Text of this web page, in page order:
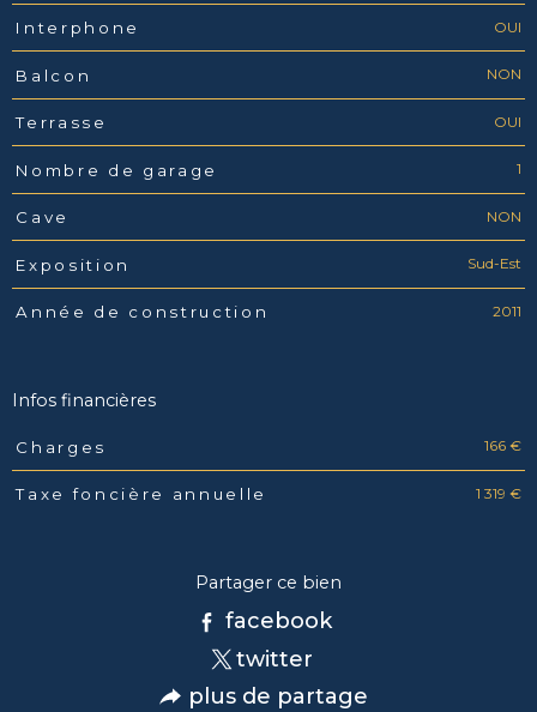
Interphone OUI
Balcon NON
Terrasse OUI
Nombre de garage 1
Cave NON
Exposition Sud-Est
Année de construction 2011
Infos financières
Caractéristiques
Charges 166 €
Taxe foncière annuelle 1 319 €
Partager ce bien
facebook
twitter
plus de partage